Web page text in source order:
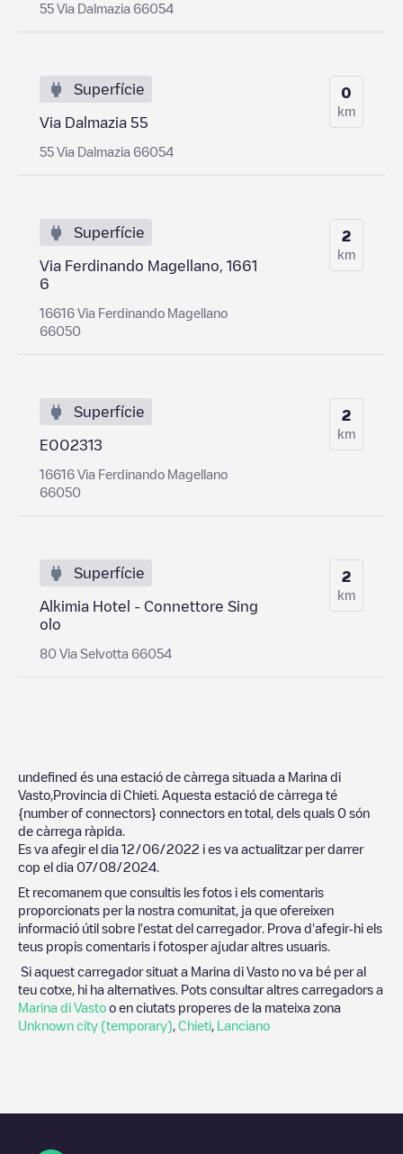
55 Via Dalmazia 66054
Superfície
Via Dalmazia 55
55 Via Dalmazia 66054
0
km
Superfície
Via Ferdinando Magellano, 1661
6
16616 Via Ferdinando Magellano
66050
2
km
Superfície
E002313
16616 Via Ferdinando Magellano
66050
2
km
Superfície
Alkimia Hotel - Connettore Sing
olo
80 Via Selvotta 66054
2
km
undefined és una estació de càrrega situada a Marina di
Vasto Provincia di Chieti . Aquesta estació de càrrega té
{number of connectors} connectors en total, dels quals 0 són
de càrrega ràpida.
Es va afegir el dia 12/06/2022 i es va actualitzar per darrer
cop el dia 07/08/2024
Et recomanem que consultis les fotos i els comentaris
proporcionats per la nostra comunitat, ja que ofereixen
informació útil sobre l'estat del carregador. Prova d'afegir-hi els
teus propis comentaris i fotosper ajudar altres usuaris.
Si aquest carregador situat a Marina di Vasto no va bé per al
teu cotxe, hi ha alternatives. Pots consultar altres carregadors a
Marina di Vasto o en ciutats properes de la mateixa zona
Unknown city (temporary) Chieti Lanciano